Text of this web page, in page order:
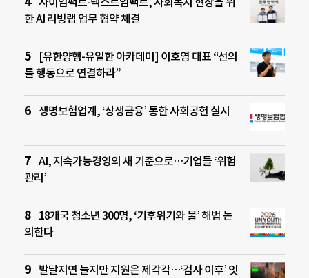
한 AI 리빙랩 업무 협약 체결
[유한양행-유일한 아카데미] 이호영 대표 “선의
를 행동으로 연결하라”
생명보험업계, ‘상생금융’ 통한 사회공헌 실시
AI, 지속가능경영의 새 기준으로…기업들 ‘위험
관리’
18개국 청소년 300명, ‘기후위기와 물’ 해법 논
의한다
발달지연 늘지만 지원은 제각각…‘검사 이후’ 잇